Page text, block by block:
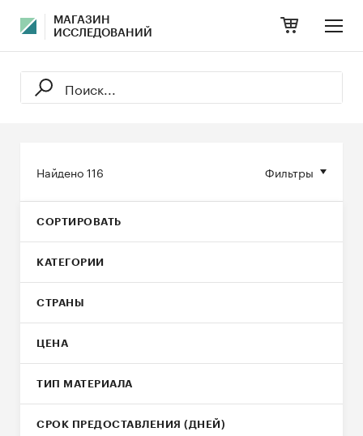
МАГАЗИН
ИССЛЕДОВАНИЙ
Фильтры
Найдено116
СОРТИРОВАТЬ
КАТЕГОРИИ
СТРАНЫ
ЦЕНА
ТИП МАТЕРИАЛА
СРОК ПРЕДОСТАВЛЕНИЯ (ДНЕЙ)